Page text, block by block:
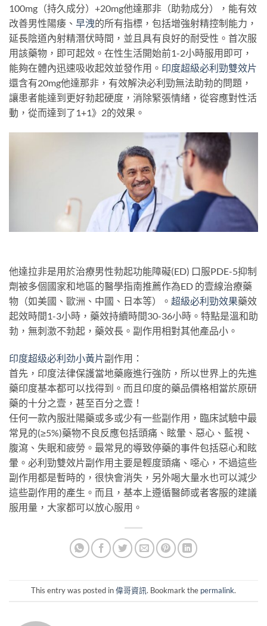
100mg（持久成分）+20mg他達那非（助勃成分），能有效
改善男性陽痿、 早洩的所有指標，包括增強射精控制能力，
延長陰道內射精潛伏時間，並且具有良好的耐受性。首次服
用該藥物，即可起效。在性生活開始前1-2小時服用即可，
能夠在體內迅速吸收起效並發作用。 印度超級必利勁雙效片
還含有20mg他達那非，有效解決必利勁無法助勃的問題，
讓患者能達到更好勃起硬度，消除緊張情緒，從容應對性活
動，從而達到了1+1》2的效果。
他達拉非是用於治療男性勃起功能障礙(ED) 口服PDE-5抑制
劑被多個國家和地區的醫學指南推薦作為ED 的壹線治療藥
物（如美國、歐洲、中國、日本等）。 超級必利勁效果藥效
起效時間1-3小時，藥效持續時間30-36小時。特點是溫和助
勃，無刺激不勃起，藥效長。副作用相對其他產品小。
印度超级必利劲小黃片副作用：
首先，印度法律保護當地藥廠進行強防，所以世界上的先進
藥印度基本都可以找得到。而且印度的藥品價格相當於原研
藥的十分之壹，甚至百分之壹！
任何一款內服壯陽藥或多或少有一些副作用，臨床試驗中最
常見的(≥5%)藥物不良反應包括頭痛、眩暈、惡心、藍視、
腹瀉、失眠和疲勞。最常見的導致停藥的事件包括惡心和眩
暈。必利勁雙效片副作用主要是輕度頭痛、噁心，不過這些
副作用都是暫時的，很快會消失，另外喝大量水也可以減少
這些副作用的產生。而且，基本上遵循醫師或者客服的建議
服用量，大家都可以放心服用。
This entry was posted in偉哥資訊. Bookmark the permalink.